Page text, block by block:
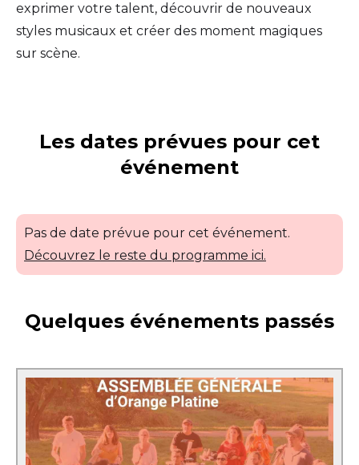
exprimer votre talent, découvrir de nouveaux
styles musicaux et créer des moment magiques
sur scène.
Les dates prévues pour cet
événement
Pas de date prévue pour cet événement.
Découvrez le reste du programme ici.
Quelques événements passés